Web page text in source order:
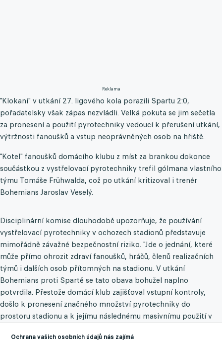
Reklama
"Klokani" v utkání 27. ligového kola porazili Spartu 2:0,
pořadatelsky však zápas nezvládli. Velká pokuta se jim sečetla
za pronesení a použití pyrotechniky vedoucí k přerušení utkání,
výtržnosti fanoušků a vstup neoprávněných osob na hřiště.
"Kotel" fanoušků domácího klubu z míst za brankou dokonce
součástkou z vystřelovací pyrotechniky trefil gólmana vlastního
týmu Tomáše Frühwalda, což po utkání kritizoval i trenér
Bohemians Jaroslav Veselý.
Disciplinární komise dlouhodobě upozorňuje, že používání
vystřelovací pyrotechniky v ochozech stadionů představuje
mimořádně závažné bezpečnostní riziko. "Jde o jednání, které
může přímo ohrozit zdraví fanoušků, hráčů, členů realizačních
týmů i dalších osob přítomných na stadionu. V utkání
Bohemians proti Spartě se tato obava bohužel naplno
potvrdila. Přestože domácí klub zajišťoval vstupní kontroly,
došlo k pronesení značného množství pyrotechniky do
prostoru stadionu a k jejímu následnému masivnímu použití v
Ochrana vašich osobních údajů nás zajímá